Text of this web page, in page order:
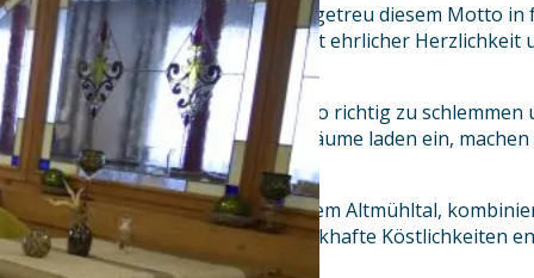
Seit über 90 Jahren „Leben“ wir getreu diesem Motto
bayerische Gasthaustradition mit ehrlicher Herzlichkeit
unserem Familienbetrieb.
Was gibt es Schöneres, als mal so richtig zu
genießen? Unsere heimeligen Räume laden ein,
vergessen.
Frische Qualitätsprodukte aus dem Altmühltal,
Kochleidenschaft, lassen schmackhafte Köstlichkeiten
allen Sinnen.